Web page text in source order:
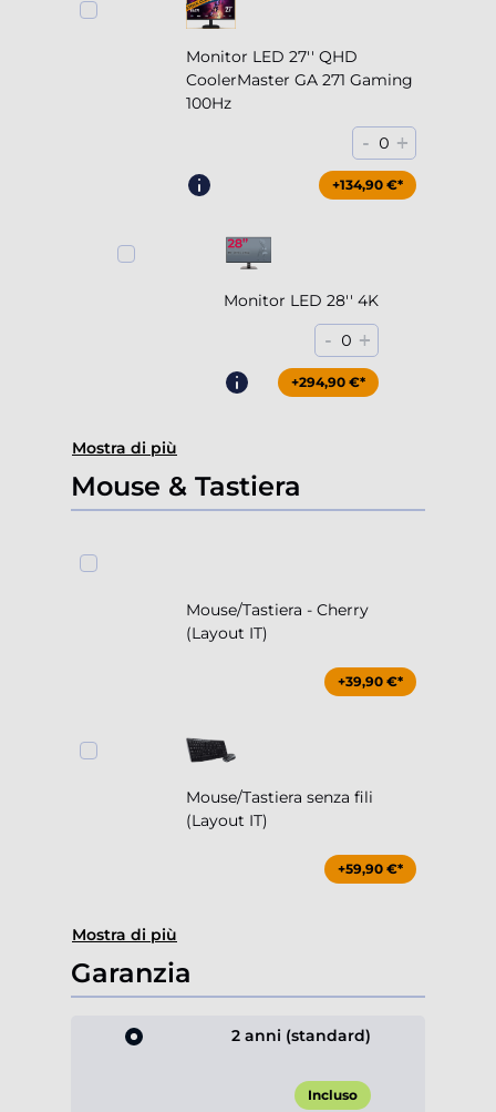
Monitor LED 27'' QHD
CoolerMaster GA 271 Gaming
100Hz
- 0 +
+204,90 €*
+134,90 €*
Monitor LED 28'' 4K
- 0 +
+294,90 €*
Mostra di più
Mouse & Tastiera
Mouse/Tastiera - Cherry
(Layout IT)
+39,90 €*
Mouse/Tastiera senza fili
(Layout IT)
+59,90 €*
Mostra di più
Garanzia
2 anni (standard)
Incluso